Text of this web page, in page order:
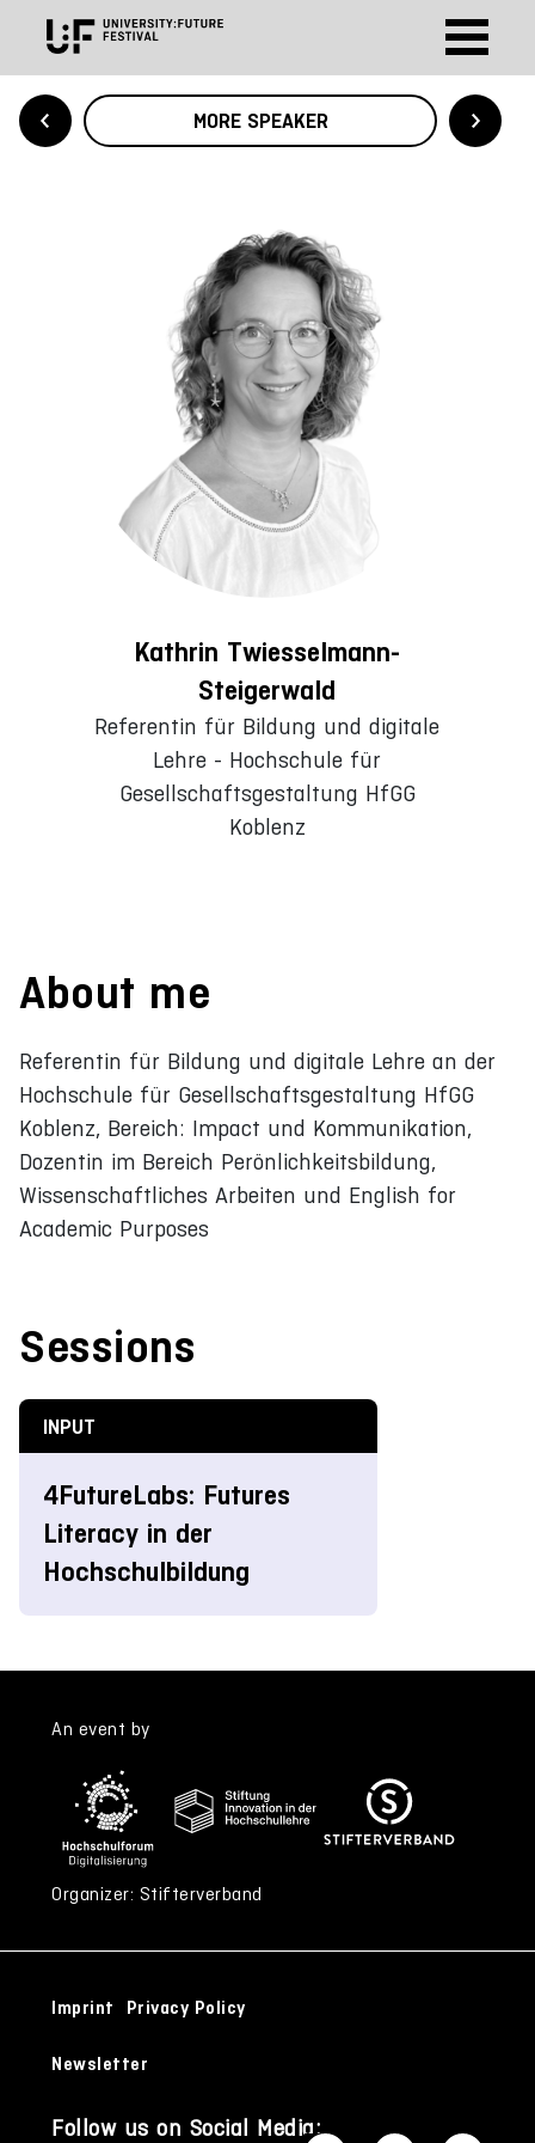
MORE SPEAKER
Kathrin Twiesselmann-
Steigerwald
Referentin für Bildung und digitale
Lehre - Hochschule für
Gesellschaftsgestaltung HfGG
Koblenz
About me
Referentin für Bildung und digitale Lehre an der
Hochschule für Gesellschaftsgestaltung HfGG
Koblenz, Bereich: Impact und Kommunikation,
Dozentin im Bereich Perönlichkeitsbildung,
Wissenschaftliches Arbeiten und English for
Academic Purposes
Sessions
INPUT
4FutureLabs: Futures
Literacy in der
Hochschulbildung
An event by
Organizer: Stifterverband
Imprint Privacy Policy
Newsletter
Follow us on Social Media: